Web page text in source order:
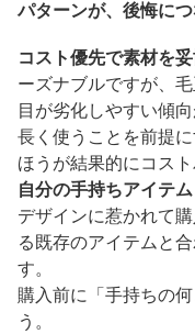
パターンが、後悔に
コスト優先で素材を
ーズナブルですが、
目が劣化しやすい傾向
長く使うことを前提
ほうが結果的にコス
自分の手持ちアイテ
デザインに惹かれて
る既存のアイテムと
す。
購入前に「手持ちの
う。